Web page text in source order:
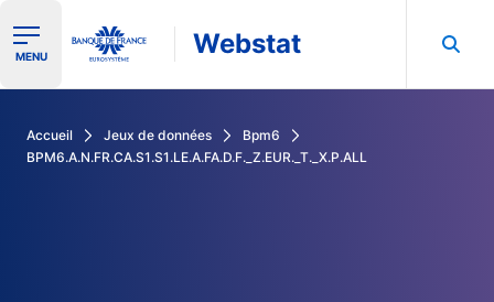
Ouvrir le menu de navigation
MENU Webstat
Accueil Jeux de données
Bpm6
BPM6.A.N.FR.CA.S1.S1.LE.A.FA.D.F._Z.EUR._T._X.P.ALL